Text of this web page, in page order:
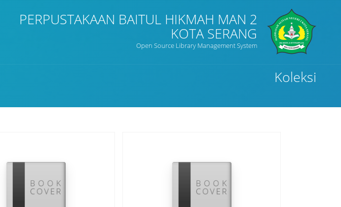
PERPUSTAKAAN BAITUL HIKMAH MAN 2
KOTA SERANG
Open Source Library Management System
Koleksi